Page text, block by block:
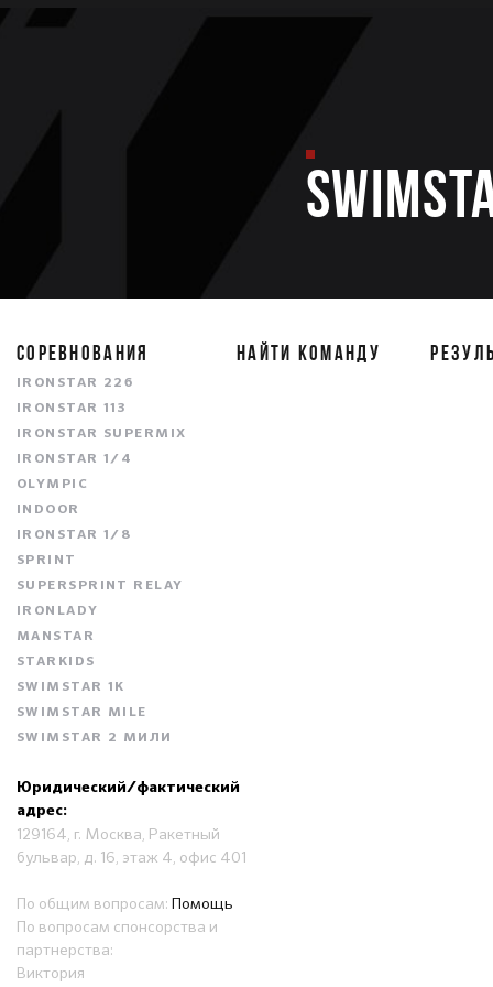
СОРЕВНОВАНИЯ
IRONSTAR 226
IRONSTAR 113
IRONSTAR SUPERMIX
IRONSTAR 1/4
OLYMPIC
INDOOR
IRONSTAR 1/8
SPRINT
SUPERSPRINT RELAY
IRONLADY
MANSTAR
STARKIDS
SWIMSTAR 1K
SWIMSTAR MILE
SWIMSTAR 2 МИЛИ
НАЙТИ КОМАНДУ
Юридический/фактический
адрес:
129164, г. Москва, Ракетный
бульвар, д. 16, этаж 4, офис 401
По общим вопросам: Помощь
По вопросам спонсорства и
партнерства:
Виктория